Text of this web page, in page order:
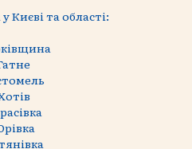
Києві та області: